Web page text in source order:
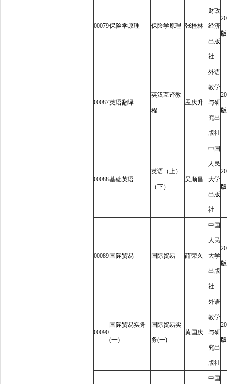
00079保险学原理 保险学原理 张栓林
财政
经济
出版
社
版
00087英语翻译
英汉互译教
程
孟庆升
外语
教学
与研
究出
版社
版
00088基础英语
英语（上）
（下）
吴顺昌
中国
人民
大学
出版
社
版
00089 国际贸易 国际贸易 薛荣久
中国
人民
大学
出版
社
版
00090
国际贸易实务
(一)
国际贸易实
务(一)
黄国庆
外语
教学
与研
究出
版社
版
中国